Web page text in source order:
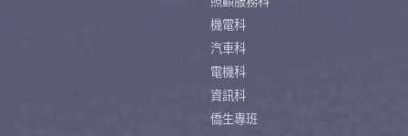
機電科
汽車科
電機科
資訊科
僑生專班